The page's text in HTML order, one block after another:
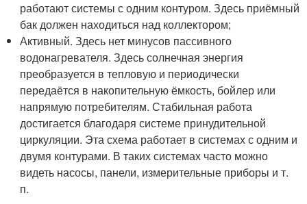
работают системы с одним контуром. Здесь приёмный
бак должен находиться над коллектором;
Активный. Здесь нет минусов пассивного
водонагревателя. Здесь солнечная энергия
преобразуется в тепловую и периодически
передаётся в накопительную ёмкость, бойлер или
напрямую потребителям. Стабильная работа
достигается благодаря системе принудительной
циркуляции. Эта схема работает в системах с одним и
двумя контурами. В таких системах часто можно
видеть насосы, панели, измерительные приборы и т.
п.